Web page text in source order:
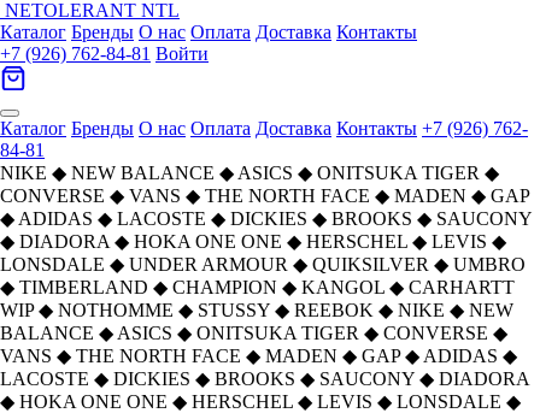
NETOLERANT NTL
Каталог Бренды О нас Оплата Доставка Контакты
+7 (926) 762-84-81 Войти
Каталог Бренды О нас Оплата Доставка Контакты +7 (926) 762-
84-81
NIKE ◆ NEW BALANCE ◆ ASICS ◆ ONITSUKA TIGER ◆
CONVERSE ◆ VANS ◆ THE NORTH FACE ◆ MADEN ◆ GAP
◆ ADIDAS ◆ LACOSTE ◆ DICKIES ◆ BROOKS ◆ SAUCONY
◆ DIADORA ◆ HOKA ONE ONE ◆ HERSCHEL ◆ LEVIS ◆
LONSDALE ◆ UNDER ARMOUR ◆ QUIKSILVER ◆ UMBRO
◆ TIMBERLAND ◆ CHAMPION ◆ KANGOL ◆ CARHARTT
WIP ◆ NOTHOMME ◆ STUSSY ◆ REEBOK ◆ NIKE ◆ NEW
BALANCE ◆ ASICS ◆ ONITSUKA TIGER ◆ CONVERSE ◆
VANS ◆ THE NORTH FACE ◆ MADEN ◆ GAP ◆ ADIDAS ◆
LACOSTE ◆ DICKIES ◆ BROOKS ◆ SAUCONY ◆ DIADORA
◆ HOKA ONE ONE ◆ HERSCHEL ◆ LEVIS ◆ LONSDALE ◆